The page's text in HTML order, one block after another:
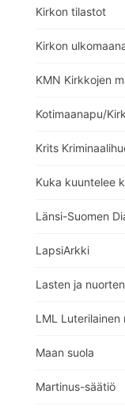
Kirkon tilastot
Kirkon
KMN Kirkkojen
Kotimaanapu/
Krits
Kuka kuuntelee
Länsi-Suomen
LapsiArkki
Lasten ja
LML Luterilainen
Maan suola
Martinus-säätiö